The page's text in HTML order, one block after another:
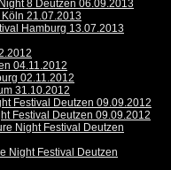
8 Deutzen 06.09.2013
21.07.2013
Hamburg 13.07.2013
04.11.2012
02.11.2012
31.10.2012
Festival Deutzen 09.09.2012
Festival Deutzen 09.09.2012
Night Festival Deutzen
Night Festival Deutzen